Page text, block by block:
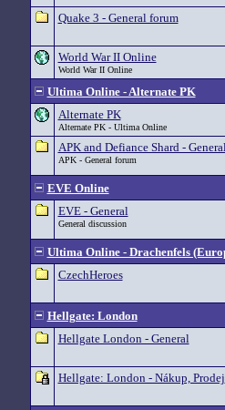
Quake 3 - General forum
World War II Online
World War II Online
Ultima Online - Alternate PK
Alternate PK
Alternate PK - Ultima Online
APK and Defiance Shard -
APK - General forum
EVE Online
EVE - General
General discussion
Ultima Online - Drachenfels
CzechHeroes
Hellgate: London
Hellgate London - General
Hellgate: London - Nákup, Prodej